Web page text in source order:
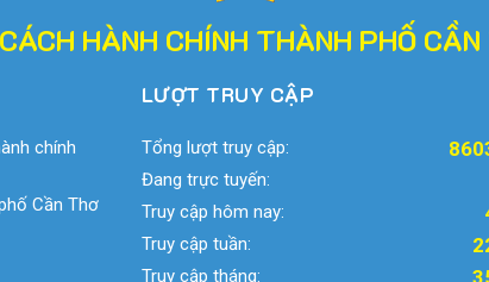
HÀNH CHÍNH THÀNH PHỐ
chính
Cần Thơ
LƯỢT TRUY CẬP
Tổng lượt truy cập:
Đang trực tuyến:
Truy cập hôm nay:
Truy cập tuần:
Truy cập tháng: